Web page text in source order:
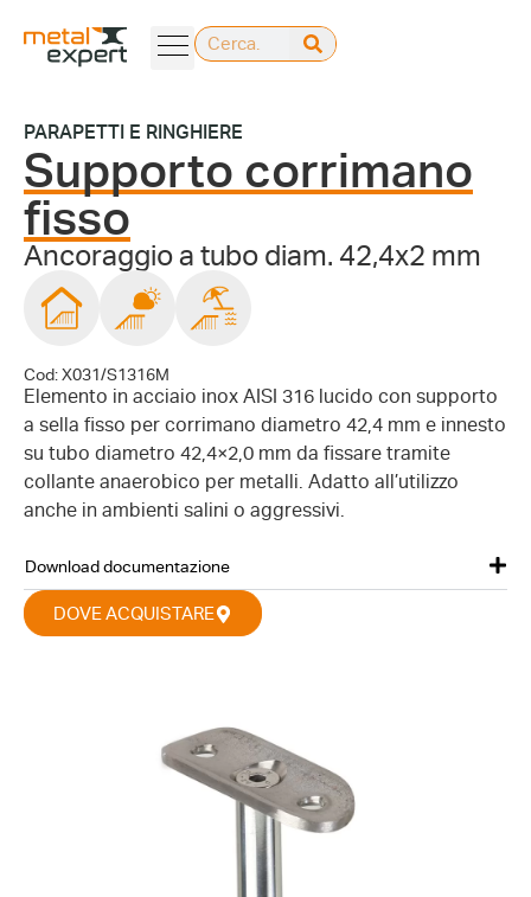
PARAPETTI E RINGHIERE
Supporto corrimano
fisso
Ancoraggio a tubo diam. 42,4x2 mm
Cod: X031/S1316M
Elemento in acciaio inox AISI 316 lucido con supporto
a sella fisso per corrimano diametro 42,4 mm e innesto
su tubo diametro 42,4×2,0 mm da fissare tramite
collante anaerobico per metalli. Adatto all’utilizzo
anche in ambienti salini o aggressivi.
Download documentazione
DOVE ACQUISTARE